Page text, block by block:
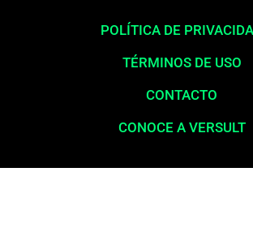
POLÍTICA DE
TÉRMINOS DE USO
CONTACTO
CONOCE A VERSULT